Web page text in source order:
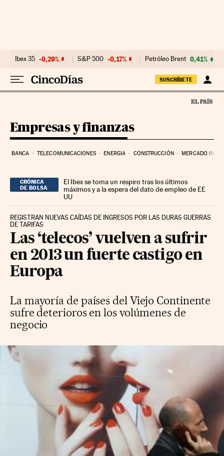
Ibex 35 -0,29% S&P 500 -0,17% Petróleo Brent 0,41%
SUSCRÍBETE
Empresas y finanzas
BANCA TELECOMUNICACIONES ENERGIA CONSTRUCCIÓN MERCADO
CRÓNICA
DE BOLSA
El Ibex se toma un respiro tras los últimos
máximos y a la espera del dato de empleo de EE
UU
REGISTRAN NUEVAS CAÍDAS DE INGRESOS POR LAS DURAS GUERRAS
DE TARIFAS
Las ‘telecos’ vuelven a sufrir
en 2013 un fuerte castigo en
Europa
La mayoría de países del Viejo Continente
sufre deterioros en los volúmenes de
negocio